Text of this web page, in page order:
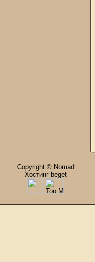
Copyright © Nomad
Хостинг beget